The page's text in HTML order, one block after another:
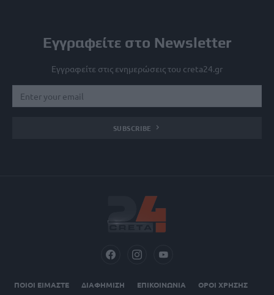
Εγγραφείτε στο Newsletter
Εγγραφείτε στις ενημερώσεις του creta24.gr
SUBSCRIBE
ΠΟΙΟΙ ΕΙΜΑΣΤΕ ΔΙΑΦΗΜΙΣΗ ΕΠΙΚΟΙΝΩΝΙΑ ΟΡΟΙ ΧΡΗΣΗΣ